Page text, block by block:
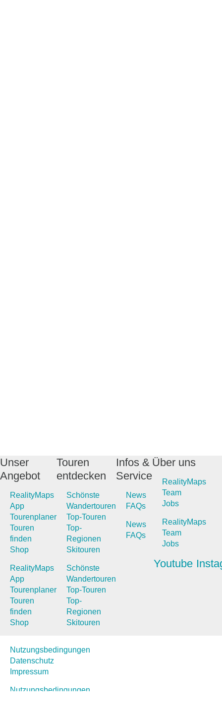
Unser
Angebot
RealityMaps
App
Tourenplaner
Touren
finden
Shop
RealityMaps
App
Tourenplaner
Touren
finden
Shop
Touren
entdecken
Schönste
Wandertouren
Top-Touren
Top-
Regionen
Skitouren
Schönste
Wandertouren
Top-Touren
Top-
Regionen
Skitouren
Infos &
Service
News
FAQs
News
FAQs
Über uns
RealityMaps
Team
Jobs
RealityMaps
Team
Jobs
Youtube
Nutzungsbedingungen
Datenschutz
Impressum
Nutzungsbedingungen